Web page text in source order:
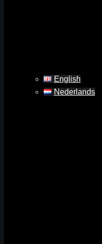
English
Nederlands